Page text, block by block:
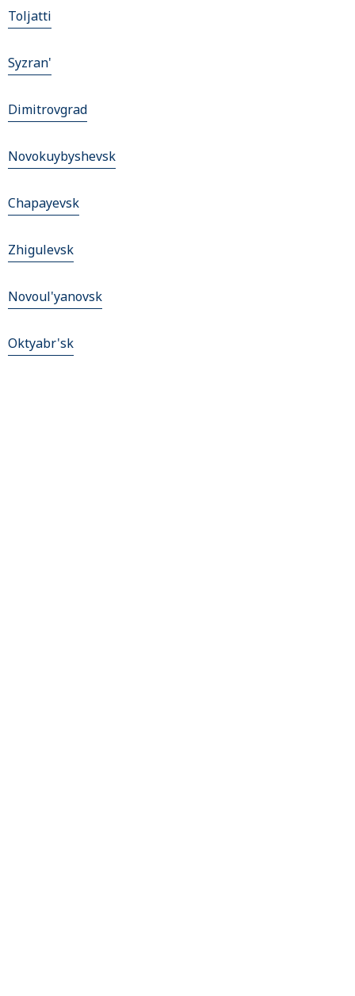
Toljatti
Syzran'
Dimitrovgrad
Novokuybyshevsk
Chapayevsk
Zhigulevsk
Novoul'yanovsk
Oktyabr'sk